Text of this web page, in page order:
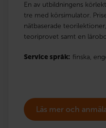
En av utbildningens
tre med körsimulator.
nätbaserade
teoriprovet samt en
Service språk: finska,
Läs mer och